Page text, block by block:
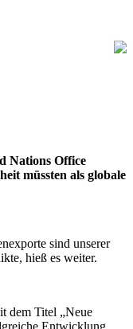
Nations Office
müssten als globale
sind unserer
hieß es weiter.
dem Titel „Neue
Entwicklung